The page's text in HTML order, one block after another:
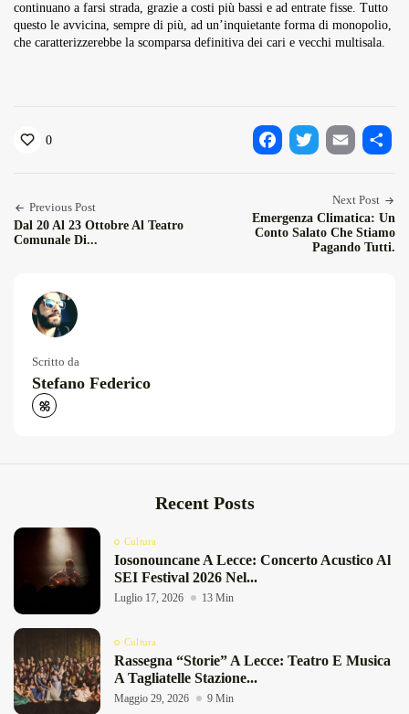
continuano a farsi strada, grazie a costi più bassi e ad entrate fisse. Tutto
questo le avvicina, sempre di più, ad un’inquietante forma di monopolio,
che caratterizzerebbe la scomparsa definitiva dei cari e vecchi multisala.
0
Previous Post
Dal 20 Al 23 Ottobre Al Teatro
Comunale Di...
Next Post
Emergenza Climatica: Un
Conto Salato Che Stiamo
Pagando Tutti.
Scritto da
Stefano Federico
Recent Posts
Cultura
Iosonouncane A Lecce: Concerto Acustico Al
SEI Festival 2026 Nel...
Luglio 17, 2026 13 Min
Cultura
Rassegna “Storie” A Lecce: Teatro E Musica
A Tagliatelle Stazione...
Maggio 29, 2026 9 Min